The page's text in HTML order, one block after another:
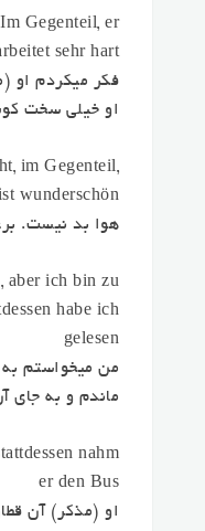
Im Gegenteil, er
sehr hart
فکر میکردم او
او خیلی سخت
im Gegenteil,
wunderschön
هوا بد نیست.
aber ich bin zu
habe ich
gelesen
من میخواستم به
ماندم و به جای
nahm
er den Bus
او (مذکر) آن